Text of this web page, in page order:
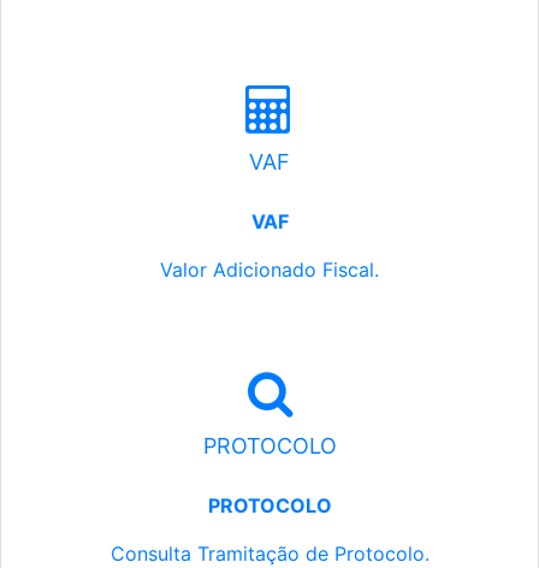
VAF
VAF
Valor Adicionado Fiscal.
PROTOCOLO
PROTOCOLO
Consulta Tramitação de Protocolo.